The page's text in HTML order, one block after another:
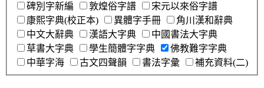
碑別字新編
敦煌俗字譜
宋元以來俗字譜
康熙字典(校正本)
異體字手冊
角川漢和辭典
中文大辭典
漢語大字典
中國書法大字典
草書大字典
學生簡體字字典
佛教難字字典
中華字海
古文四聲韻 書法字彙 補充資料(二)